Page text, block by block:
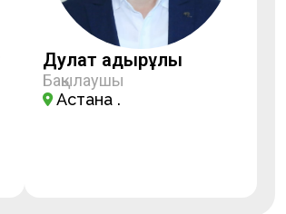
Дулат Қадырұлы
Бақылаушы
Астана қ.